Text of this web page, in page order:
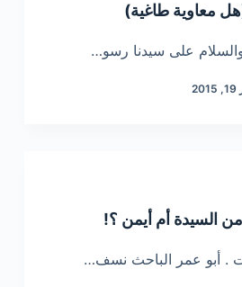
معاوية طاغية)
والسلام على سيدنا رسو…
السيدة أم أيمن ؟!
. أبو عمر الباحث نسف…